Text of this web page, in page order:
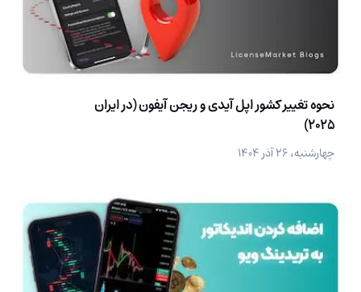
نحوه تغییر کشور اپل آیدی و ریجن آیفون (در ایران
2025)
چهارشنبه، ۲۶ آذر ۱۴۰۴